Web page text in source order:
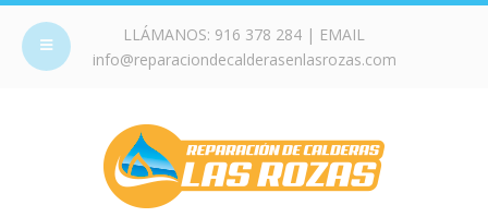
LLÁMANOS: 916 378 284 | EMAIL
info@reparaciondecalderasenlasrozas.com